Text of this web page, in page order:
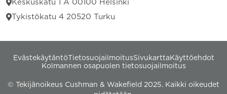
Keskuskatu 1 A 00100 Helsinki
Tykistökatu 4 20520 Turku
EvästekäytäntöTietosuojailmoitusSivukartta Käyttöehdot
Kolmannen osapuolen tietosuojailmoitus
© Tekijänoikeus Cushman & Wakefield 2025. Kaikki oikeudet